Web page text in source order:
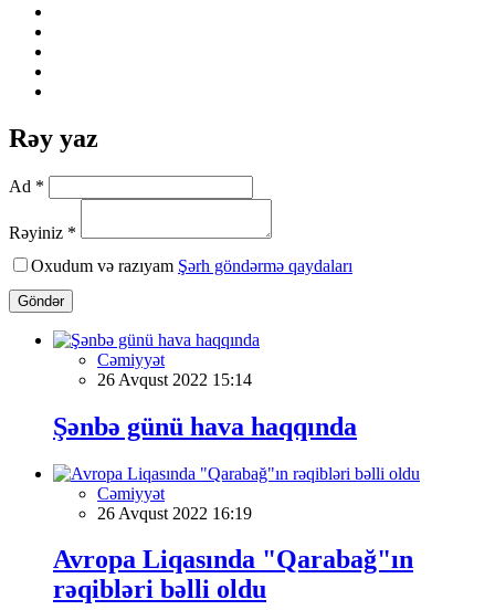
Rəy yaz
Ad *
Rəyiniz *
Oxudum və razıyam Şərh göndərmə qaydaları
Göndər
Cəmiyyət
26 Avqust 2022 15:14
Şənbə günü hava haqqında
Cəmiyyət
26 Avqust 2022 16:19
Avropa Liqasında "Qarabağ"ın
rəqibləri bəlli oldu